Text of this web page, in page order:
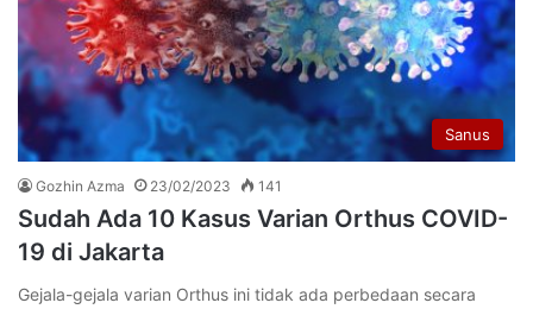
Sanus
Gozhin Azma 23/02/2023 141
Sudah Ada 10 Kasus Varian Orthus COVID-
19 di Jakarta
Gejala-gejala varian Orthus ini tidak ada perbedaan secara